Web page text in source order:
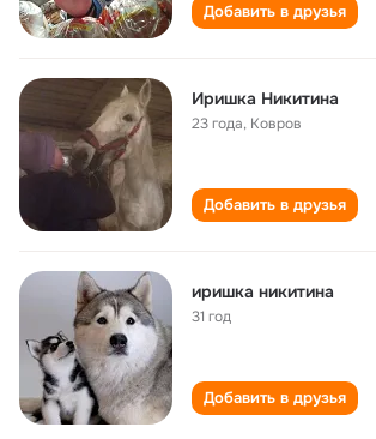
Добавить в друзья
Иришка Никитина
23 года, Ковров
Добавить в друзья
иришка никитина
31 год
Добавить в друзья